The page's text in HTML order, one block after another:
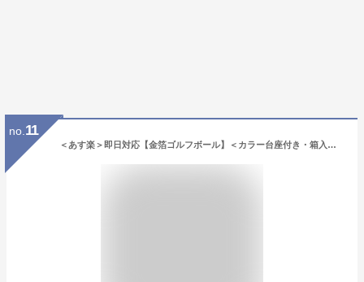
no. 11
＜あす楽＞即日対応【金箔ゴルフボール】＜カラー台座付き・箱入り＞ 名入れ 贈り物 ギフト プレゼント ホールインワン 記念品 コンペ 父の日 敬老の日 退職祝 誕生日 還暦祝 包装込み ゴルフ ボール 名 入れ 高級 金沢金箔 金沢 金箔 還暦ゴルフボール